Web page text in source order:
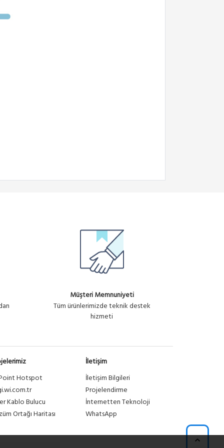
Müşteri Memnuniyeti
Tüm ürünlerimizde teknik destek
hizmeti
Hotspot
Kablo Bulucu
Ortağı Haritası
İletişim
İletişim Bilgileri
Projelendirme
İnternetten Teknoloji
WhatsApp